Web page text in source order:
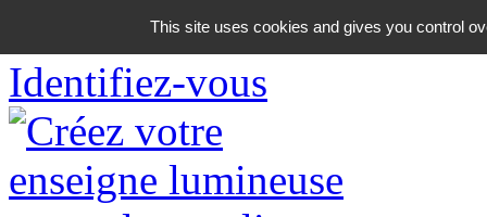
06 18 42 08 59
Identifiez-vous
This site uses cookies and gives you control